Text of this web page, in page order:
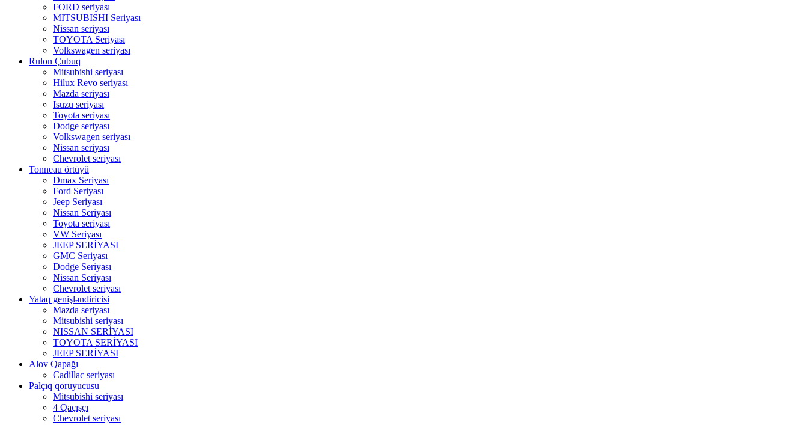
FORD seriyası
MITSUBISHI Seriyası
Nissan seriyası
TOYOTA Seriyası
Volkswagen seriyası
Rulon Çubuq
Mitsubishi seriyası
Hilux Revo seriyası
Mazda seriyası
Isuzu seriyası
Toyota seriyası
Dodge seriyası
Volkswagen seriyası
Nissan seriyası
Chevrolet seriyası
Tonneau örtüyü
Dmax Seriyası
Ford Seriyası
Jeep Seriyası
Nissan Seriyası
Toyota seriyası
VW Seriyası
JEEP SERİYASI
GMC Seriyası
Dodge Seriyası
Nissan Seriyası
Chevrolet seriyası
Yataq genişləndiricisi
Mazda seriyası
Mitsubishi seriyası
NISSAN SERİYASI
TOYOTA SERİYASI
JEEP SERİYASI
Alov Qapağı
Cadillac seriyası
Palçıq qoruyucusu
Mitsubishi seriyası
4 Qaçışçı
Chevrolet seriyası